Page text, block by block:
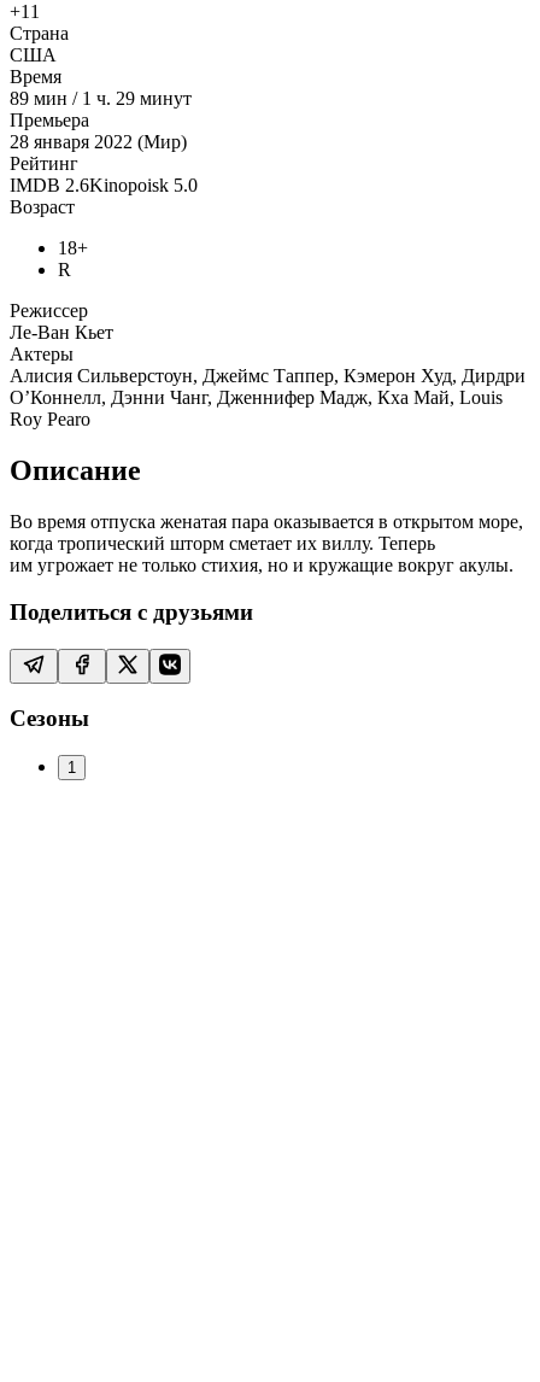
+11
Страна
США
Время
89 мин / 1 ч. 29 минут
Премьера
28 января 2022 (Мир)
Рейтинг
IMDB 2.6Kinopoisk 5.0
Возраст
18+
R
Режиссер
Ле-Ван Кьет
Актеры
Алисия Сильверстоун, Джеймс Таппер, Кэмерон Худ, Дирдри
О’Коннелл, Дэнни Чанг, Дженнифер Мадж, Кха Май, Louis
Roy Pearo
Описание
Во время отпуска женатая пара оказывается в открытом море,
когда тропический шторм сметает их виллу. Теперь
им угрожает не только стихия, но и кружащие вокруг акулы.
Поделиться с друзьями
Сезоны
1